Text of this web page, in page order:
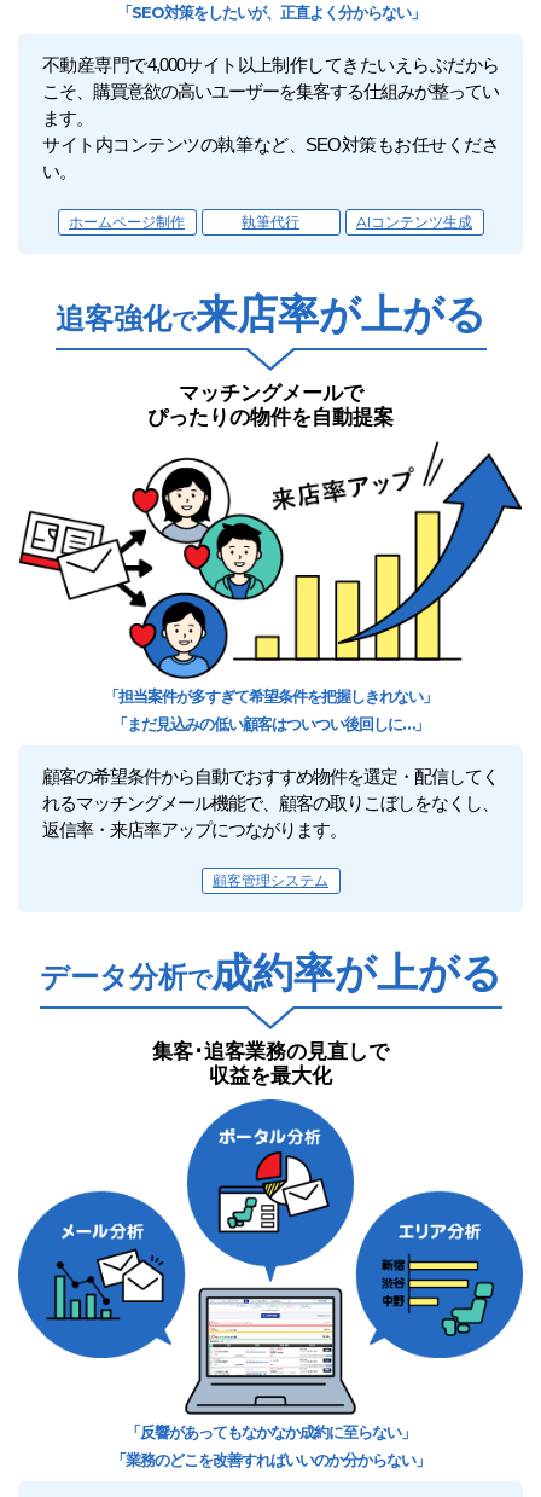
「SEO対策をしたいが、正直よく分からない」
不動産専門で4,000サイト以上制作してきたいえらぶだから
こそ、購買意欲の高いユーザーを集客する仕組みが整ってい
ます。
サイト内コンテンツの執筆など、SEO対策もお任せくださ
い。
ホームページ制作 執筆代行 AIコンテンツ生成
追客強化で来店率が上がる
「担当案件が多すぎて希望条件を把握しきれない」
「まだ見込みの低い顧客はついつい後回しに…」
マッチングメールで
ぴったりの物件を自動提案
顧客の希望条件から自動でおすすめ物件を選定・配信してく
れるマッチングメール機能で、顧客の取りこぼしをなくし、
返信率・来店率アップにつながります。
顧客管理システム
データ分析で成約率が上がる
「反響があってもなかなか成約に至らない」
「業務のどこを改善すればいいのか分からない」
集客･追客業務の見直しで
収益を最大化